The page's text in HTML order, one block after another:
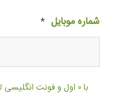
شماره موبایل *
با ۰ اول و فونت انگلیسی لطفا!